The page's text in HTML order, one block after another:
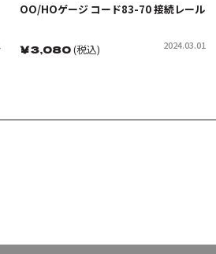
OO/HOゲージ コード83-70 接続レール
￥3,080(税込) 2024.03.01